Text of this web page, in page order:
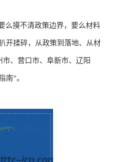
摸不清政策边界，要么材料
开揉碎，从政策到落地、从材
、营口市、阜新市、辽阳
南”。